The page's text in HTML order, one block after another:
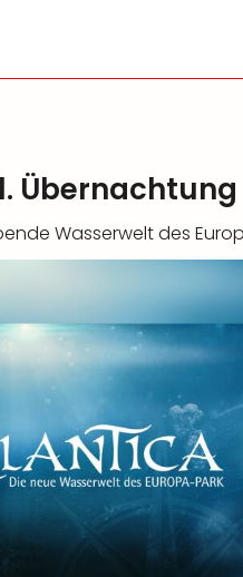
Übernachtung
Wasserwelt des